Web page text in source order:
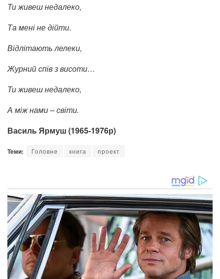
Ти живеш недалеко,
Та мені не дійти.
Відлітають лелеки,
Журний спів з висоти…
Ти живеш недалеко,
А між нами – світи.
Василь Ярмуш (1965-1976р)
Теми: Головне книга проект